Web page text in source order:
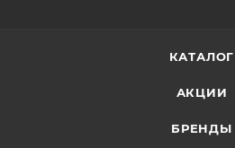
КАТАЛОГ
АКЦИИ
БРЕНДЫ